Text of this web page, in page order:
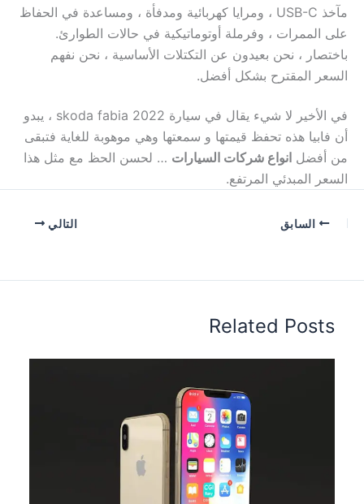
مآخذ USB-C ، ومرايا كهربائية ومدفأة ، ومساعدة في الحفاظ
على الممرات ، وفرملة أوتوماتيكية في حالات الطوارئ.
باختصار ، نحن بعيدون عن التكتلات الأساسية ، نحن نفهم
السعر المقترح بشكل أفضل.
في الأخير لا شيء يقال في سيارة skoda fabia 2022 ، يبدو
أن فابيا هذه تحفظ قيمتها و سمعتها وهي موهوبة للغاية فتبقى
من أفضل انواع شركات السيارات … لحسن الحظ مع مثل هذا
السعر المبدئي المرتفع.
السابق التالي
Related Posts